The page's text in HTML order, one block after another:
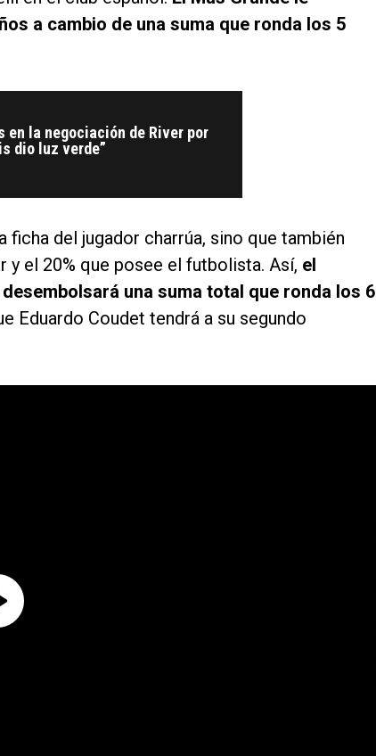
a cambio de una suma que ronda los 5
en la negociación de River por
dio luz verde”
del jugador charrúa, sino que también
y el 20% que posee el futbolista. Así, el
una suma total que ronda los 6
Eduardo Coudet tendrá a su segundo